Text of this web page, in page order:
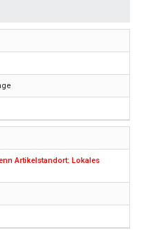
Artikelstandort: Lokales